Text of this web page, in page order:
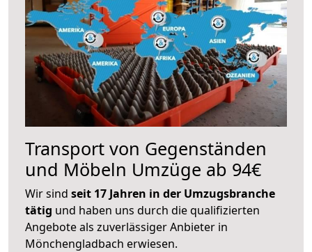
Transport von Gegenständen
und Möbeln Umzüge ab 94€
Wir sind seit 17 Jahren in der Umzugsbranche
tätig und haben uns durch die qualifizierten
Angebote als zuverlässiger Anbieter in
Mönchengladbach erwiesen.